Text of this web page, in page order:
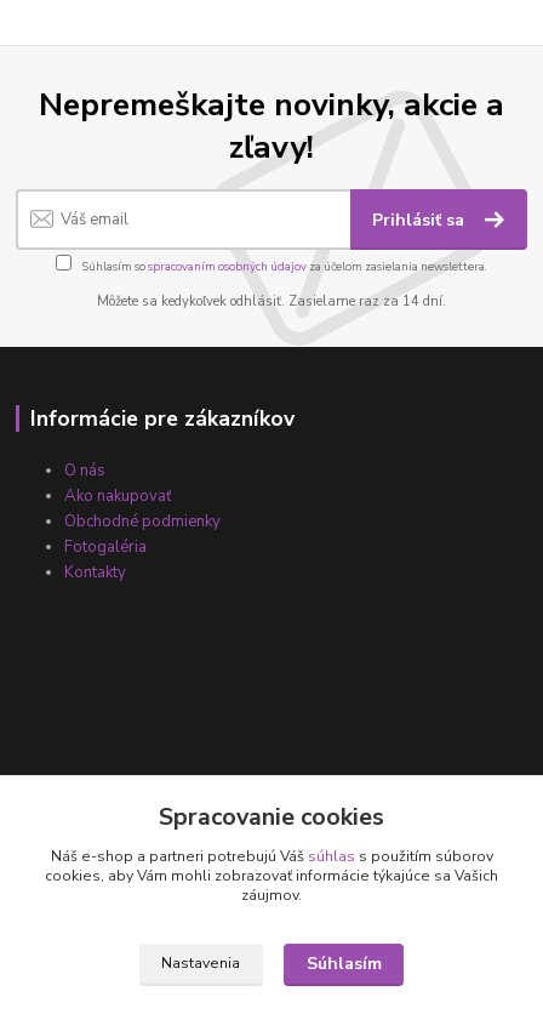
Nepremeškajte novinky, akcie a
zľavy!
Prihlásiť sa
Súhlasím sospracovaním osobných údajov za účelom zasielania newslettera.
Môžete sa kedykoľvek odhlásiť. Zasielame raz za 14 dní.
Informácie pre zákazníkov
O nás
Ako nakupovať
Obchodné podmienky
Fotogaléria
Kontakty
+421 905 531 251
Spracovanie cookies
Náš e-shop a partneri potrebujú Váš súhlas s použitím súborov
cookies, aby Vám mohli zobrazovať informácie týkajúce sa Vašich
záujmov.
Nastavenia Súhlasím